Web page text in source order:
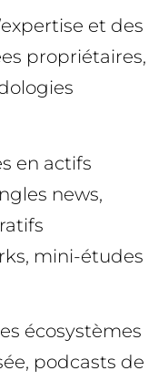
et des
propriétaires,
en actifs
news,
mini-études
écosystèmes
podcasts de